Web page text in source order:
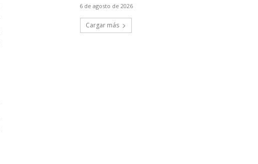
6 de agosto de 2026
Cargar más